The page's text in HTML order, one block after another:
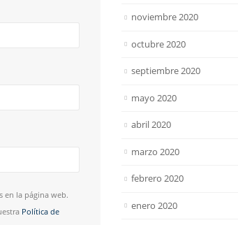
en la página web.
Política de
noviembre 2020
octubre 2020
septiembre 2020
mayo 2020
abril 2020
marzo 2020
febrero 2020
enero 2020